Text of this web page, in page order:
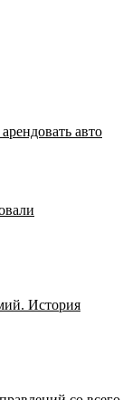
авто
История